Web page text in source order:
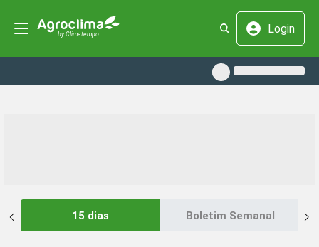
Login
15 dias Boletim Semanal